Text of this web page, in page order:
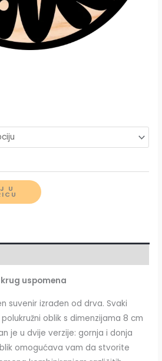
U
uspomena
suvenir izrađen od drva. Svaki
oblik s dimenzijama 8 cm
je u dvije verzije: gornja i donja
omogućava vam da stvorite